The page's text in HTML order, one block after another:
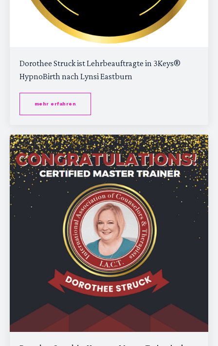
Dorothee Struck ist Lehrbeauftragte in 3Keys®
HypnoBirth nach Lynsi Eastburn
mehr erfahren